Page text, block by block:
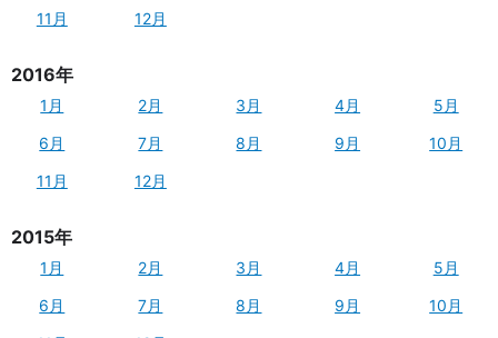
11月
12月
2016年
1月 2月 3月 4月
5月
6月
7月 8月 9月
10月
11月
12月
2015年
1月 2月 3月 4月
5月
6月
7月 8月 9月
10月